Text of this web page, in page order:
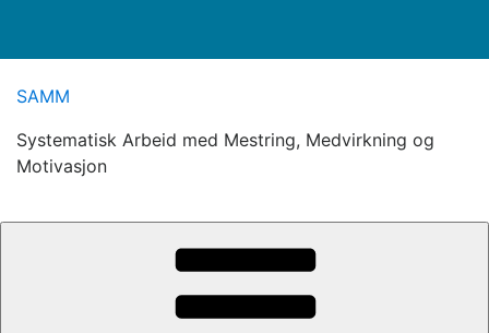
SAMM
Systematisk Arbeid med Mestring, Medvirkning og
Motivasjon